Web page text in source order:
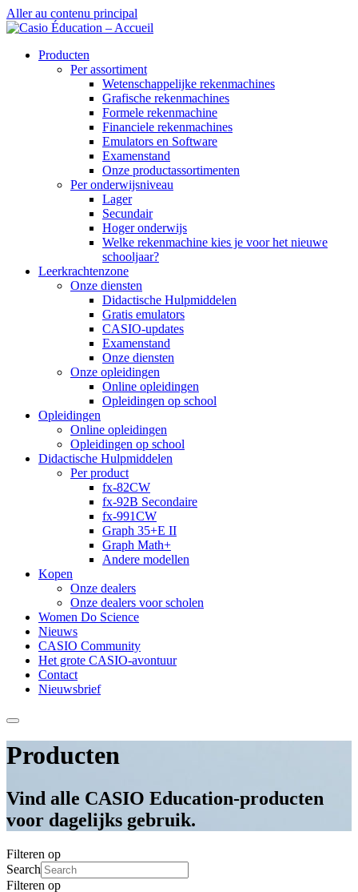
Aller au contenu principal
Producten
Per assortiment
Wetenschappelijke rekenmachines
Grafische rekenmachines
Formele rekenmachine
Financiele rekenmachines
Emulators en Software
Examenstand
Onze productassortimenten
Per onderwijsniveau
Lager
Secundair
Hoger onderwijs
Welke rekenmachine kies je voor het nieuwe
schooljaar?
Leerkrachtenzone
Onze diensten
Didactische Hulpmiddelen
Gratis emulators
CASIO-updates
Examenstand
Onze diensten
Onze opleidingen
Online opleidingen
Opleidingen op school
Opleidingen
Online opleidingen
Opleidingen op school
Didactische Hulpmiddelen
Per product
fx-82CW
fx-92B Secondaire
fx-991CW
Graph 35+E II
Graph Math+
Andere modellen
Kopen
Onze dealers
Onze dealers voor scholen
Women Do Science
Nieuws
CASIO Community
Het grote CASIO-avontuur
Contact
Nieuwsbrief
Producten
Vind alle CASIO Education-producten
voor dagelijks gebruik.
Filteren op
Search
Filteren op